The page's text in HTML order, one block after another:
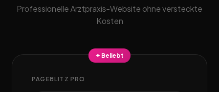
Professionelle Arztpraxis-Website ohne versteckte
Kosten
✦ Beliebt
PAGEBLITZ PRO